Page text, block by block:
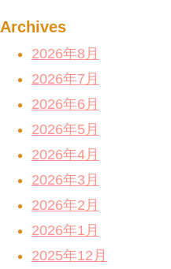
Archives
2026年8月
2026年7月
2026年6月
2026年5月
2026年4月
2026年3月
2026年2月
2026年1月
2025年12月